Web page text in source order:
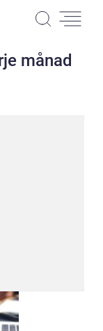
månad